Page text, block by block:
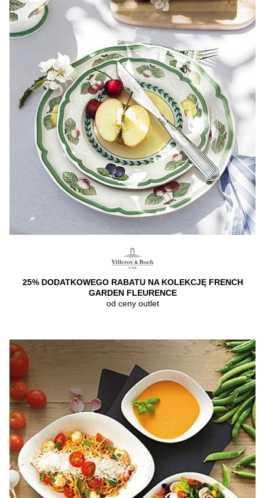
25% DODATKOWEGO RABATU NA KOLEKCJĘ FRENCH
GARDEN FLEURENCE
od ceny outlet